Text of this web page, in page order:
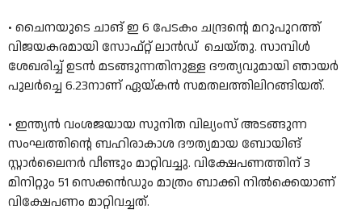
• ചൈനയുടെ ചാങ് ഇ 6 പേടകം ചന്ദ്രന്റെ മറുപുറത്ത്‌
വിജയകരമായി സോഫ്‌റ്റ്‌ ലാൻഡ്‌ ചെയ്‌തു. സാമ്പിൾ
ശേഖരിച്ച്‌ ഉടൻ മടങ്ങുന്നതിനുള്ള ദൗത്യവുമായി ഞായർ
പുലർച്ചെ 6.23നാണ്‌ ഏയ്‌കൻ സമതലത്തിലിറങ്ങിയത്‌.
• ഇന്ത്യന്‍ വംശജയായ സുനിത വില്യംസ് അടങ്ങുന്ന
സംഘത്തിന്റെ ബഹിരാകാശ ദൗത്യമായ ബോയിങ്
സ്റ്റാര്‍ലൈനര്‍ വീണ്ടും മാറ്റിവച്ചു. വിക്ഷേപണത്തിന് 3
മിനിറ്റും 51 സെക്കന്‍ഡും മാത്രം ബാക്കി നില്‍ക്കെയാണ്
വിക്ഷേപണം മാറ്റിവച്ചത്.